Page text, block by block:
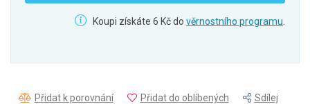
Koupi získáte 6 Kč do věrnostního programu
Přidat k porovnání Přidat do oblíbených
Sdílej